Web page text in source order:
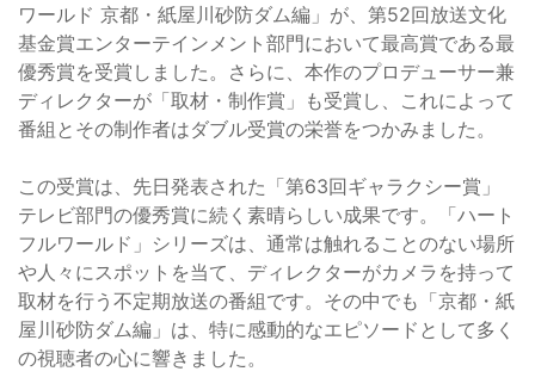
ワールド 京都・紙屋川砂防ダム編」が、第52回放送文化
基金賞エンターテインメント部門において最高賞である最
優秀賞を受賞しました。さらに、本作のプロデューサー兼
ディレクターが「取材・制作賞」も受賞し、これによって
番組とその制作者はダブル受賞の栄誉をつかみました。
この受賞は、先日発表された「第63回ギャラクシー賞」
テレビ部門の優秀賞に続く素晴らしい成果です。「ハート
フルワールド」シリーズは、通常は触れることのない場所
や人々にスポットを当て、ディレクターがカメラを持って
取材を行う不定期放送の番組です。その中でも「京都・紙
屋川砂防ダム編」は、特に感動的なエピソードとして多く
の視聴者の心に響きました。